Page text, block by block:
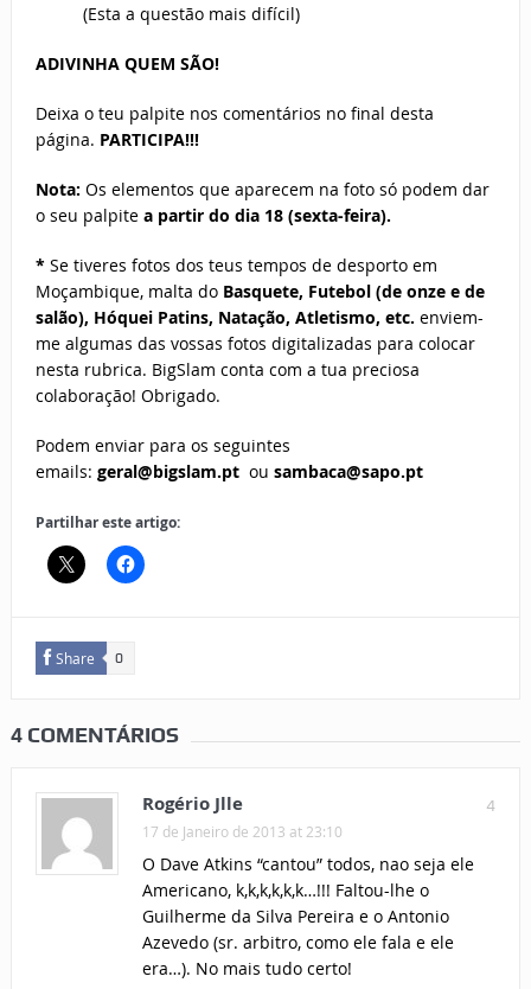
(Esta a questão mais difícil)
ADIVINHA QUEM SÃO!
Deixa o teu palpite nos comentários no final desta
página. PARTICIPA!!!
Nota: Os elementos que aparecem na foto só podem dar
o seu palpite a partir do dia 18 (sexta-feira).
* Se tiveres fotos dos teus tempos de desporto em
Moçambique, malta do Basquete, Futebol (de onze e de
salão), Hóquei Patins, Natação, Atletismo, etc. enviem-
me algumas das vossas fotos digitalizadas para colocar
nesta rubrica. BigSlam conta com a tua preciosa
colaboração! Obrigado.
Podem enviar para os seguintes
emails: geral@bigslam.ptou sambaca@sapo.pt
Partilhar este artigo:
Share 0
4 COMENTÁRIOS
4
Rogério Jlle
17 de Janeiro de 2013 at 23:10
O Dave Atkins “cantou” todos, nao seja ele
Americano, k,k,k,k,k,k…!!! Faltou-lhe o
Guilherme da Silva Pereira e o Antonio
Azevedo (sr. arbitro, como ele fala e ele
era…). No mais tudo certo!